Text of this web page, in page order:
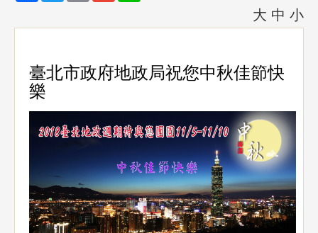
大 中 小
臺北市政府地政局祝您中秋佳節快
樂